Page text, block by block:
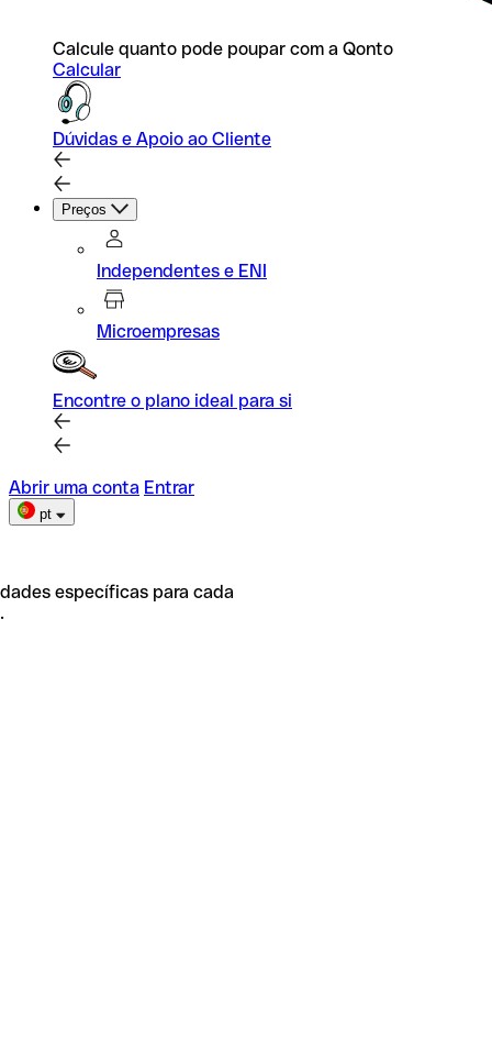
Calcule quanto pode poupar com a Qonto
Calcular
Dúvidas e Apoio ao Cliente
Preços
Independentes e ENI
Microempresas
Encontre o plano ideal para si
Abrir uma conta Entrar
pt
específicas para cada